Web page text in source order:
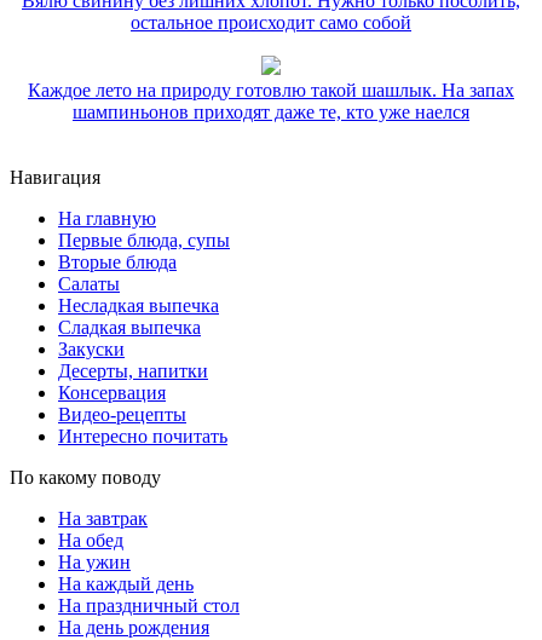
остальное происходит само собой
Каждое лето на природу готовлю такой шашлык. На запах
шампиньонов приходят даже те, кто уже наелся
Навигация
На главную
Первые блюда, супы
Вторые блюда
Салаты
Несладкая выпечка
Сладкая выпечка
Закуски
Десерты, напитки
Консервация
Видео-рецепты
Интересно почитать
По какому поводу
На завтрак
На обед
На ужин
На каждый день
На праздничный стол
На день рождения